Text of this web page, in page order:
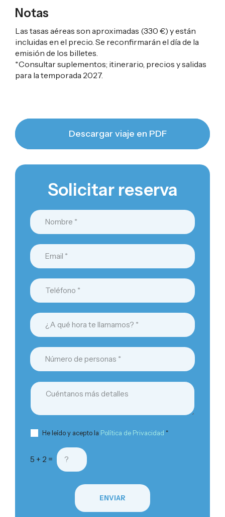
Notas
Las tasas aéreas son aproximadas (330 €) y están
incluidas en el precio. Se reconfirmarán el día de la
emisión de los billetes.
*Consultar suplementos; itinerario, precios y salidas
para la temporada 2027.
Descargar viaje en PDF
Solicitar reserva
He leído y acepto la Política de Privacidad *
5 + 2 =
ENVIAR